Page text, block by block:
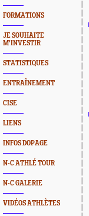
FORMATIONS
JE SOUHAITE
M'INVESTIR
STATISTIQUES
ENTRAÎNEMENT
CISE
LIENS
INFOS DOPAGE
N-C ATHLÉ TOUR
N-C GALERIE
VIDÉOS ATHLÈTES